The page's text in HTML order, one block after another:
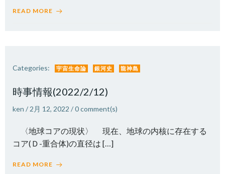
READ MORE
Categories: 宇宙生命論 銀河史 龍神島
時事情報(2022/2/12)
ken / 2月 12, 2022 /0comment(s)
〈地球コアの現状〉 現在、地球の内核に存在する
コア(Ｄ-重合体)の直径は […]
READ MORE